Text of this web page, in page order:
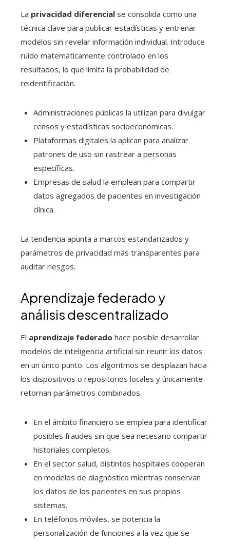
La privacidad diferencial se consolida como una
técnica clave para publicar estadísticas y entrenar
modelos sin revelar información individual. Introduce
ruido matemáticamente controlado en los
resultados, lo que limita la probabilidad de
reidentificación.
Administraciones públicas la utilizan para divulgar
censos y estadísticas socioeconómicas.
Plataformas digitales la aplican para analizar
patrones de uso sin rastrear a personas
específicas.
Empresas de salud la emplean para compartir
datos agregados de pacientes en investigación
clínica.
La tendencia apunta a marcos estandarizados y
parámetros de privacidad más transparentes para
auditar riesgos.
Aprendizaje federado y
análisis descentralizado
El aprendizaje federado hace posible desarrollar
modelos de inteligencia artificial sin reunir los datos
en un único punto. Los algoritmos se desplazan hacia
los dispositivos o repositorios locales y únicamente
retornan parámetros combinados.
En el ámbito financiero se emplea para identificar
posibles fraudes sin que sea necesario compartir
historiales completos.
En el sector salud, distintos hospitales cooperan
en modelos de diagnóstico mientras conservan
los datos de los pacientes en sus propios
sistemas.
En teléfonos móviles, se potencia la
personalización de funciones a la vez que se